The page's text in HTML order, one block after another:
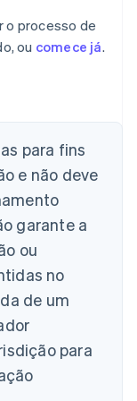
o processo de
ou comece já.
para fins
e não deve
garante a
ou
no
de um
para